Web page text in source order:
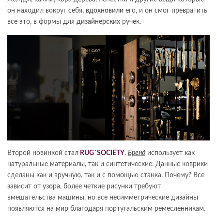
он находил вокруг себя, вдохновили его, и он смог превратить
все это, в формы для дизайнерских ручек.
Второй новинкой стал RUG´SOCIETY. Бренд использует как
натуральные материалы, так и синтетические. Данные коврики
сделаны как и вручную, так и с помощью станка. Почему? Все
зависит от узора, более четкие рисунки требуют
вмешательства машины, но все несимметрические дизайны
появляются на мир благодаря португальским ремесленникам.